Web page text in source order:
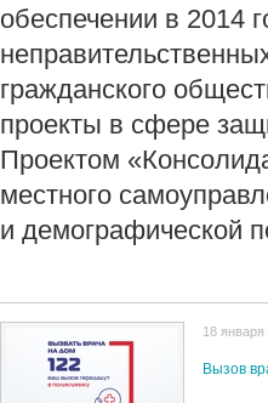
обеспечении в 2014
гражданского
проекты в сфере
Проектом
местного
и демографической
18 января
Вызов